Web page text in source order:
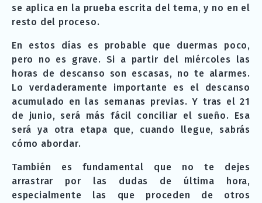
se aplica en la prueba escrita del tema, y no en el
resto del proceso.
En estos días es probable que duermas poco,
pero no es grave. Si a partir del miércoles las
horas de descanso son escasas, no te alarmes.
Lo verdaderamente importante es el descanso
acumulado en las semanas previas. Y tras el 21
de junio, será más fácil conciliar el sueño. Esa
será ya otra etapa que, cuando llegue, sabrás
cómo abordar.
También es fundamental que no te dejes
arrastrar por las dudas de última hora,
especialmente las que proceden de otros